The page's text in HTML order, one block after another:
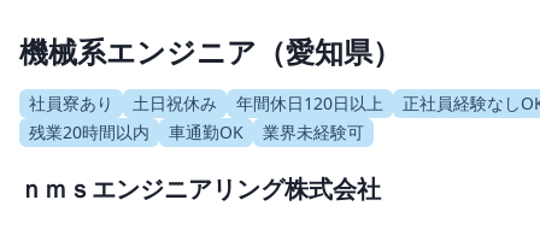
機械系エンジニア（愛知県）
社員寮あり 土日祝休み 年間休日120日以上
正社員経験なし
残業20時間以内
車通勤OK 業界未経験可
ｎｍｓエンジニアリング株式会社